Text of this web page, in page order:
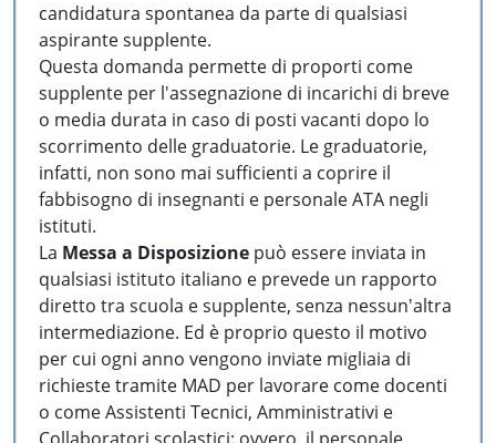
candidatura spontanea da parte di qualsiasi
aspirante supplente.
Questa domanda permette di proporti come
supplente per l'assegnazione di incarichi di breve
o media durata in caso di posti vacanti dopo lo
scorrimento delle graduatorie. Le graduatorie,
infatti, non sono mai sufficienti a coprire il
fabbisogno di insegnanti e personale ATA negli
istituti.
La Messa a Disposizione può essere inviata in
qualsiasi istituto italiano e prevede un rapporto
diretto tra scuola e supplente, senza nessun'altra
intermediazione. Ed è proprio questo il motivo
per cui ogni anno vengono inviate migliaia di
richieste tramite MAD per lavorare come docenti
o come Assistenti Tecnici, Amministrativi e